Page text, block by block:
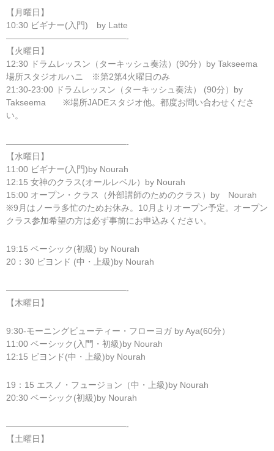
【月曜日】
10:30 ビギナー(入門) by Latte
——————————————-
【火曜日】
12:30 ドラムレッスン（ターキッシュ奏法）(90分）by Takseema
場所スタジオルハニ ※第2第4火曜日のみ
21:30-23:00 ドラムレッスン（ターキッシュ奏法） (90分）by
Takseema ※場所JADEスタジオ他。都度お問い合わせくださ
い。
——————————————-
【水曜日】
11:00 ビギナー(入門)by Nourah
12:15 女神のクラス(オールレベル）by Nourah
15:00 オープン・クラス（外部講師のためのクラス）by Nourah
※9月はノーラ多忙のためお休み。10月よりオープン予定。オープン
クラス参加希望の方は必ず事前にお申込みください。
19:15 ベーシック(初級) by Nourah
20：30 ビヨンド (中・上級)by Nourah
——————————————-
【木曜日】
9:30-モーニングビューティー・フローヨガ by Aya(60分）
11:00 ベーシック(入門・初級)by Nourah
12:15 ビヨンド(中・上級)by Nourah
19：15 エスノ・フュージョン（中・上級)by Nourah
20:30 ベーシック(初級)by Nourah
——————————————-
【土曜日】